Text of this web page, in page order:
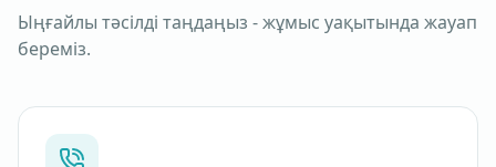
Ыңғайлы тәсілді таңдаңыз - жұмыс уақытында жауап
береміз.